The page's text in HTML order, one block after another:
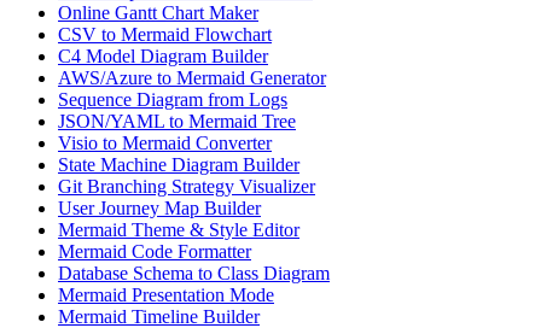
Online Gantt Chart Maker
CSV to Mermaid Flowchart
C4 Model Diagram Builder
AWS/Azure to Mermaid Generator
Sequence Diagram from Logs
JSON/YAML to Mermaid Tree
Visio to Mermaid Converter
State Machine Diagram Builder
Git Branching Strategy Visualizer
User Journey Map Builder
Mermaid Theme & Style Editor
Mermaid Code Formatter
Database Schema to Class Diagram
Mermaid Presentation Mode
Mermaid Timeline Builder